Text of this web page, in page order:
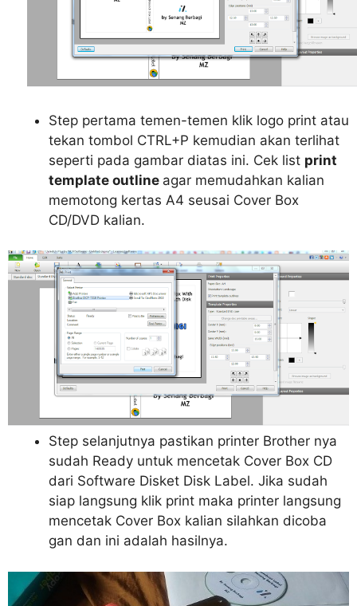
Step pertama temen-temen klik logo print atau
tekan tombol CTRL+P kemudian akan terlihat
seperti pada gambar diatas ini. Cek list print
template outline agar memudahkan kalian
memotong kertas A4 seusai Cover Box
CD/DVD kalian.
Step selanjutnya pastikan printer Brother nya
sudah Ready untuk mencetak Cover Box CD
dari Software Disket Disk Label. Jika sudah
siap langsung klik print maka printer langsung
mencetak Cover Box kalian silahkan dicoba
gan dan ini adalah hasilnya.